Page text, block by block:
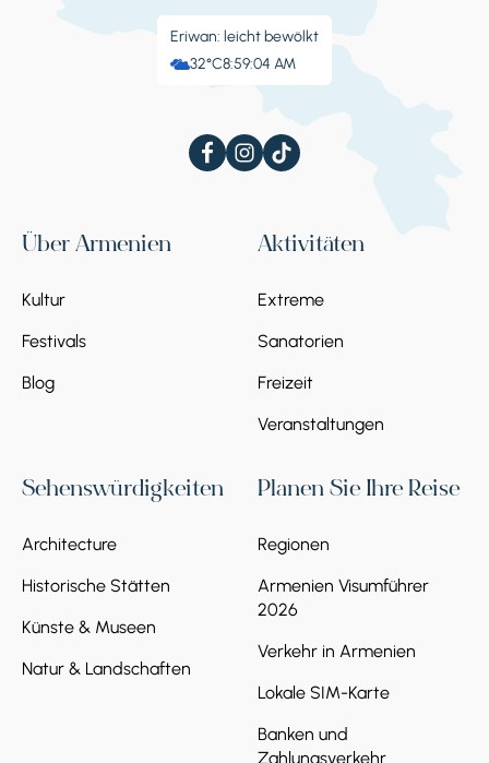
Eriwan: leicht bewölkt
32°C8:59:05 AM
Über Armenien
Kultur
Festivals
Blog
Aktivitäten
Extreme
Sanatorien
Freizeit
Veranstaltungen
Sehenswürdigkeiten
Architecture
Historische Stätten
Künste & Museen
Natur & Landschaften
Planen Sie Ihre Reise
Regionen
Armenien Visumführer
2026
Verkehr in Armenien
Lokale SIM-Karte
Banken und
Zahlungsverkehr